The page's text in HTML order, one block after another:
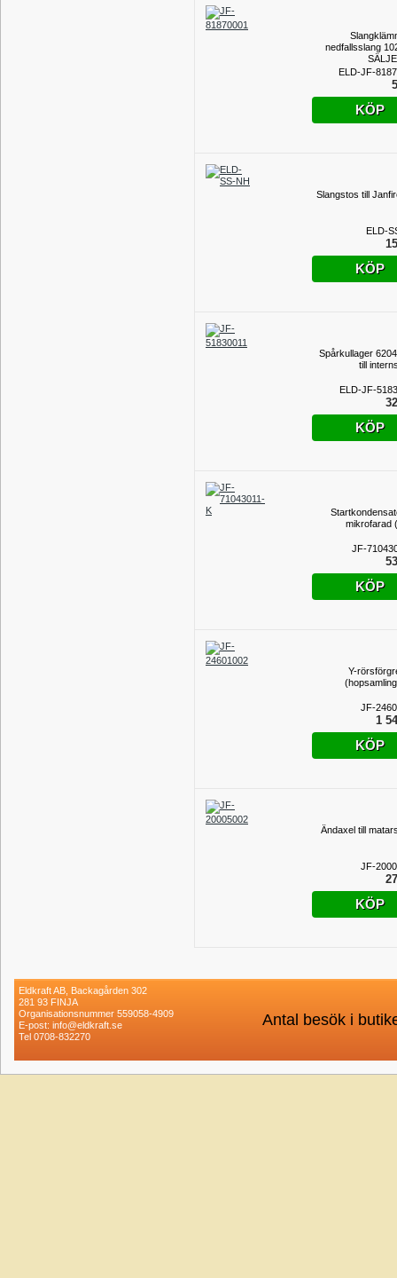
nedfallsslang
ELD-JF-
KÖP
Slangstos till
ELD-
KÖP
Spårkullager
till
ELD-JF-
KÖP
mikrofarad
JF-
KÖP
Y-
JF-
1
KÖP
Ändaxel till
JF-
KÖP
Eldkraft AB, Backagården 302
281 93 FINJA
Organisationsnummer 559058-4909
E-post: info@eldkraft.se
Tel 0708-832270
Antal besök i